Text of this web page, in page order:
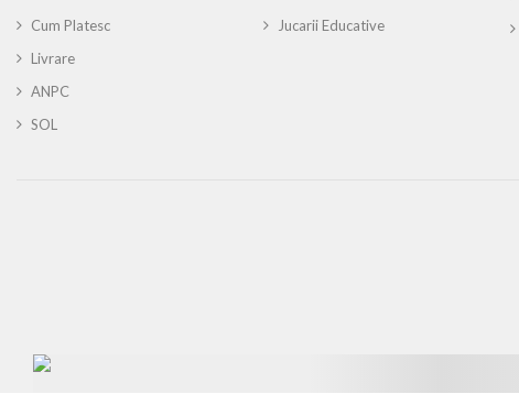
Cum Platesc
Livrare
ANPC
SOL
Jucarii Educative